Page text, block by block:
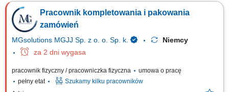
artykułów do opakowań zbiorczych. Odpowiednie układanie, sortowanie
oraz przygotowywanie gotowych paczek do dalszego transportu.
Wykonywanie prostych, bieżących prac fizycznych na terenie
nowoczesnego centrum logistycznego.
Pracownik kompletowania i pakowania
zamówień
MGsolutions MGJJ Sp. z o. o. Sp. k.
Niemcy
za 2 dni wygasa
pracownik fizyczny / pracowniczka fizyczna
umowa o pracę
pełny etat
Szukamy kilku pracowników